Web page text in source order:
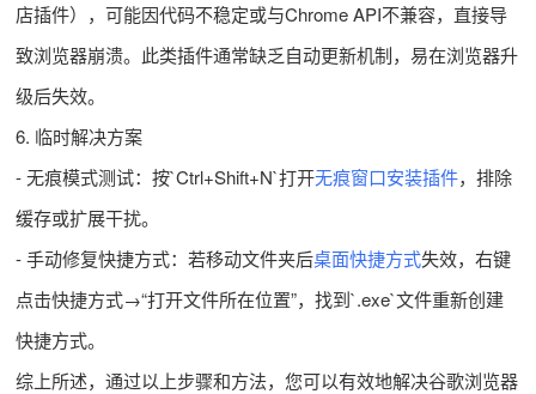
店插件），可能因代码不稳定或与Chrome API不兼容，直接导
致浏览器崩溃。此类插件通常缺乏自动更新机制，易在浏览器升
级后失效。
6. 临时解决方案
- 无痕模式测试：按`Ctrl+Shift+N`打开无痕窗口安装插件，排除
缓存或扩展干扰。
- 手动修复快捷方式：若移动文件夹后桌面快捷方式失效，右键
点击快捷方式→“打开文件所在位置”，找到`.exe`文件重新创建
快捷方式。
综上所述，通过以上步骤和方法，您可以有效地解决谷歌浏览器